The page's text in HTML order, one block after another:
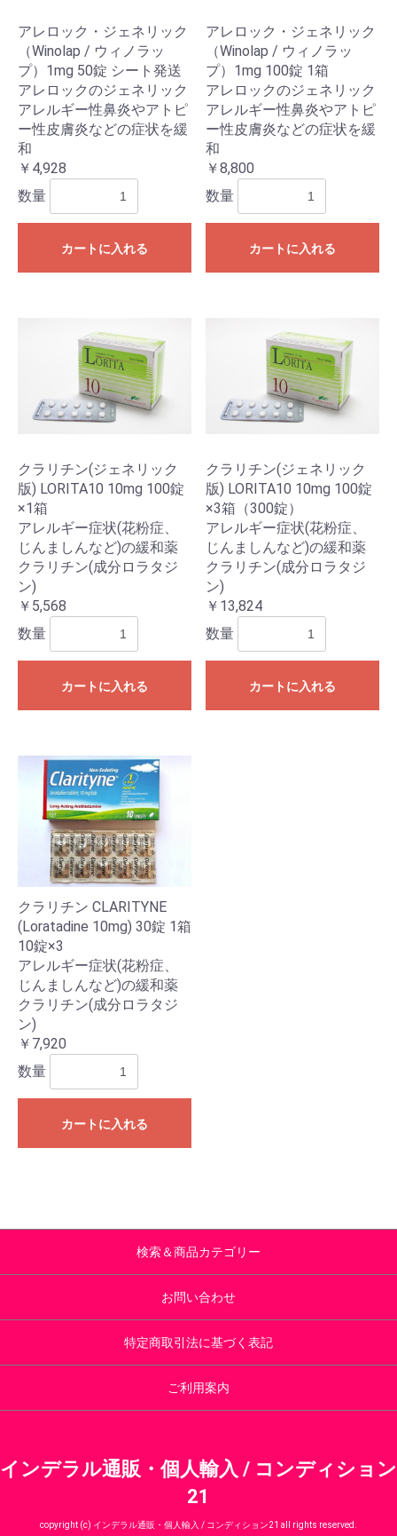
アレロック・ジェネリック
（Winolap / ウィノラッ
プ）1mg 50錠 シート発送
アレロックのジェネリック
アレルギー性鼻炎やアトピ
ー性皮膚炎などの症状を緩
和
￥4,928
数量
カートに入れる
アレロック・ジェネリック
（Winolap / ウィノラッ
プ）1mg 100錠 1箱
アレロックのジェネリック
アレルギー性鼻炎やアトピ
ー性皮膚炎などの症状を緩
和
￥8,800
数量
カートに入れる
クラリチン(ジェネリック
版) LORITA10 10mg 100錠
×1箱
アレルギー症状(花粉症、
じんましんなど)の緩和薬
クラリチン(成分ロラタジ
ン)
￥5,568
数量
カートに入れる
クラリチン(ジェネリック
版) LORITA10 10mg 100錠
×3箱（300錠）
アレルギー症状(花粉症、
じんましんなど)の緩和薬
クラリチン(成分ロラタジ
ン)
￥13,824
数量
カートに入れる
クラリチン CLARITYNE
(Loratadine 10mg) 30錠 1箱
10錠×3
アレルギー症状(花粉症、
じんましんなど)の緩和薬
クラリチン(成分ロラタジ
ン)
￥7,920
数量
カートに入れる
お買い物を続ける カートへ進む
検索＆商品カテゴリー
お問い合わせ
特定商取引法に基づく表記
ご利用案内
インデラル通販・個人輸入 / コンディション
21
copyright (c) インデラル通販・個人輸入 / コンディション21 all rights reserved.